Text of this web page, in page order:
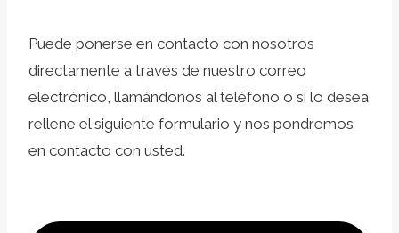
Puede ponerse en contacto con nosotros
directamente a través de nuestro correo
electrónico, llamándonos al teléfono o si lo desea
rellene el siguiente formulario y nos pondremos
en contacto con usted.